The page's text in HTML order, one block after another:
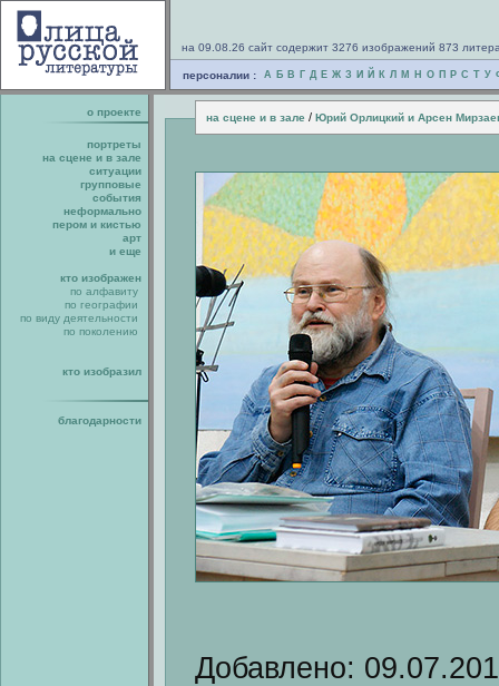
на 09.08.26 сайт содержит 3276 изображений 873
персоналии : А Б В Г Д Е Ж З И Й К Л М Н О П Р С Т У
о проекте на сцене и в зале / Юрий Орлицкий и Арсен
портреты
на сцене и в зале
ситуации
групповые
события
неформально
пером и кистью
арт
и еще
кто изображен
по алфавиту
по географии
по виду деятельности
по поколению
кто изобразил
благодарности
Добавлено: